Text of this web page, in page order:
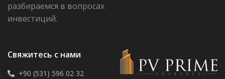
разбираемся в вопросах
инвестиций.
Свяжитесь с нами
+90 (531) 596 02 32